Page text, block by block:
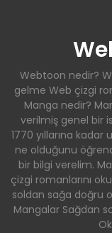
Webtoon nedir?
gelme Web çizgi
Manga nedir?
verilmiş genel bir
1770 yıllarına
ne olduğunu
bir bilgi verelim.
çizgi romanlarını
soldan sağa doğru
Mangalar Sağdan